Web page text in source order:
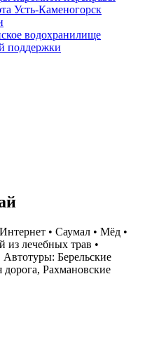
Усть-Каменогорск
водохранилище
поддержки
• Саумал • Мёд •
из лечебных трав •
Автотуры: Берельские
дорога, Рахмановские